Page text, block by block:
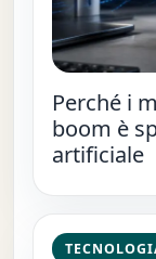
Perché i
boom è
artificiale